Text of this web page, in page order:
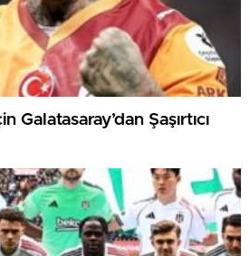
Galatasaray’dan Şaşırtıcı